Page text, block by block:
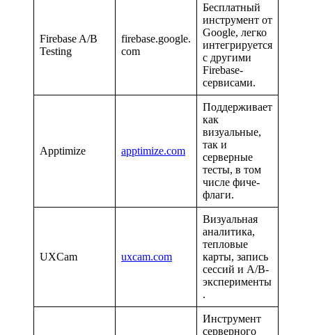
Firebase A/B
Testing
firebase.google.
com
Бесплатный
инструмент от
Google, легко
интегрируется
с другими
Firebase-
сервисами.
Apptimize apptimize.com
Поддерживает
как
визуальные,
так и
серверные
тесты, в том
числе фиче-
флаги.
UXCam uxcam.com
Визуальная
аналитика,
тепловые
карты, запись
сессий и A/B-
эксперименты
.
Инструмент
серверного